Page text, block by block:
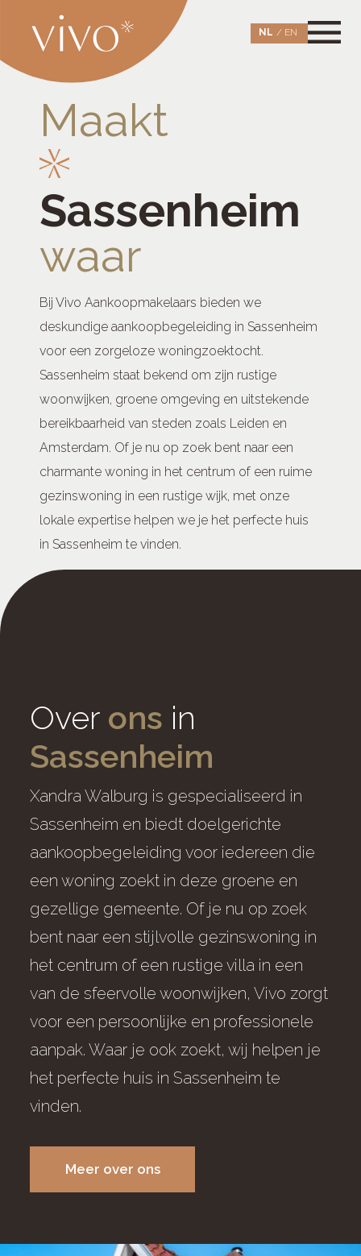
content
NL EN
Maakt
Sassenheim
waar
Bij Vivo Aankoopmakelaars bieden we
deskundige aankoopbegeleiding in Sassenheim
voor een zorgeloze woningzoektocht.
Sassenheim staat bekend om zijn rustige
woonwijken, groene omgeving en uitstekende
bereikbaarheid van steden zoals Leiden en
Amsterdam. Of je nu op zoek bent naar een
charmante woning in het centrum of een ruime
gezinswoning in een rustige wijk, met onze
lokale expertise helpen we je het perfecte huis
in Sassenheim te vinden.
Over ons in
Sassenheim
Xandra Walburg is gespecialiseerd in
Sassenheim en biedt doelgerichte
aankoopbegeleiding voor iedereen die
een woning zoekt in deze groene en
gezellige gemeente. Of je nu op zoek
bent naar een stijlvolle gezinswoning in
het centrum of een rustige villa in een
van de sfeervolle woonwijken, Vivo zorgt
voor een persoonlijke en professionele
aanpak. Waar je ook zoekt, wij helpen je
het perfecte huis in Sassenheim te
vinden.
Meer over ons